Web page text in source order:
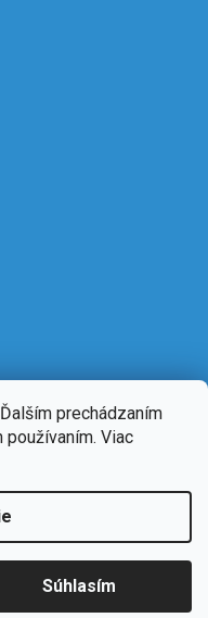
prechádzaním
Viac
Súhlasím
práva vyhradené.